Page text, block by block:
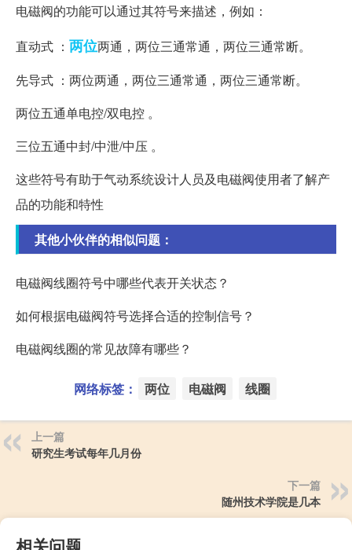
电磁阀的功能可以通过其符号来描述，例如：
直动式 ： 两位两通，两位三通常通，两位三通常断。
先导式 ：两位两通，两位三通常通，两位三通常断。
两位五通单电控/双电控 。
三位五通中封/中泄/中压 。
这些符号有助于气动系统设计人员及电磁阀使用者了解产
品的功能和特性
其他小伙伴的相似问题：
电磁阀线圈符号中哪些代表开关状态？
如何根据电磁阀符号选择合适的控制信号？
电磁阀线圈的常见故障有哪些？
网络标签： 两位 电磁阀 线圈
上一篇
研究生考试每年几月份
下一篇
随州技术学院是几本
相关问题